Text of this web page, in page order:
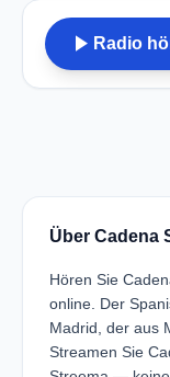
play_arrow Radio
Über Cadena
Hören Sie
online. Der
Madrid, der aus
Streamen Sie